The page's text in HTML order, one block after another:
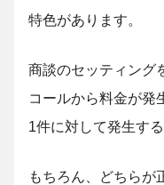
特色があります。
商談のセッティング
コールから料金が発
1件に対して発生す
もちろん、どちらが